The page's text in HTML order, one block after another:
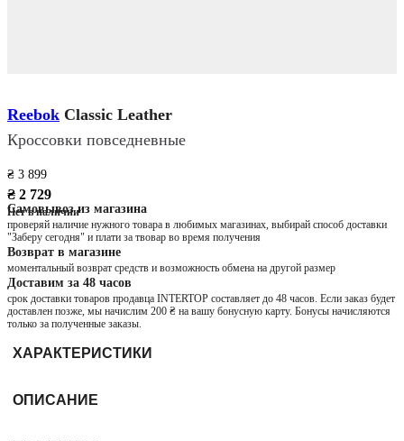
Reebok Classic Leather
Кроссовки повседневные
₴ 3 899
₴ 2 729
Нет в наличии
Самовывоз из магазина
проверяй наличие нужного товара в любимых магазинах, выбирай способ доставки
"Заберу сегодня" и плати за твовар во время получения
Возврат в магазине
моментальный возврат средств и возможность обмена на другой размер
Доставим за 48 часов
срок доставки товаров продавца INTERTOP составляет до 48 часов. Если заказ будет
доставлен позже, мы начислим 200 ₴ на вашу бонусную карту. Бонусы начисляются
только за полученные заказы.
ХАРАКТЕРИСТИКИ
ОПИСАНИЕ